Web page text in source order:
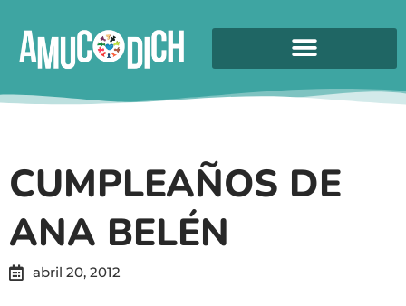
CUMPLEAÑOS DE
ANA BELÉN
abril 20, 2012